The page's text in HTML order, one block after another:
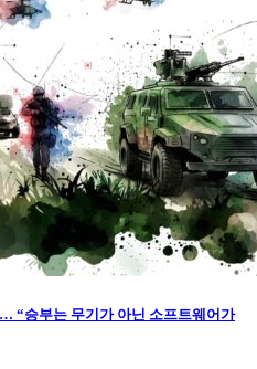
“승부는 무기가 아닌 소프트웨어가